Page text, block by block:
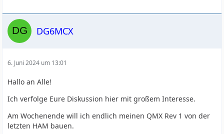
DG6MCX
6. Juni 2024 um 13:01
Hallo an Alle!
Ich verfolge Eure Diskussion hier mit großem Interesse.
Am Wochenende will ich endlich meinen QMX Rev 1 von der
letzten HAM bauen.